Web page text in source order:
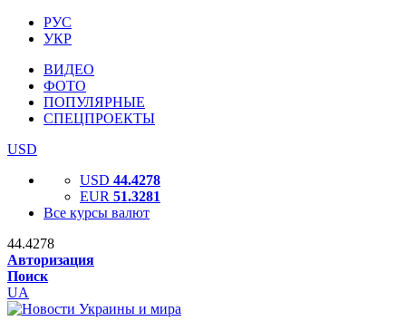
РУС
УКР
ВИДЕО
ФОТО
ПОПУЛЯРНЫЕ
СПЕЦПРОЕКТЫ
USD
USD 44.4278
EUR 51.3281
Все курсы валют
44.4278
Авторизация
Поиск
UA